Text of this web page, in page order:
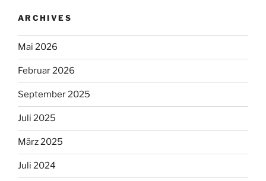
ARCHIVES
Mai 2026
Februar 2026
September 2025
Juli 2025
März 2025
Juli 2024